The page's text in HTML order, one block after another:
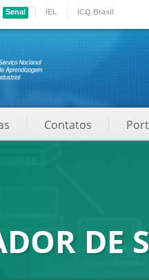
Senai IEL ICQ Brasil
Contatos
DE